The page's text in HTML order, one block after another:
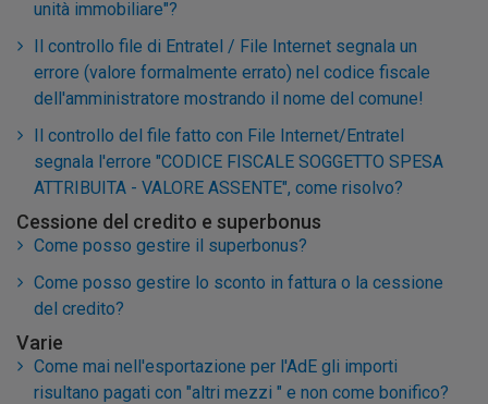
unità immobiliare"?
Il controllo file di Entratel / File Internet segnala un
errore (valore formalmente errato) nel codice fiscale
dell'amministratore mostrando il nome del comune!
Il controllo del file fatto con File Internet/Entratel
segnala l'errore "CODICE FISCALE SOGGETTO SPESA
ATTRIBUITA - VALORE ASSENTE", come risolvo?
Cessione del credito e superbonus
Come posso gestire il superbonus?
Come posso gestire lo sconto in fattura o la cessione
del credito?
Varie
Come mai nell'esportazione per l'AdE gli importi
risultano pagati con "altri mezzi " e non come bonifico?